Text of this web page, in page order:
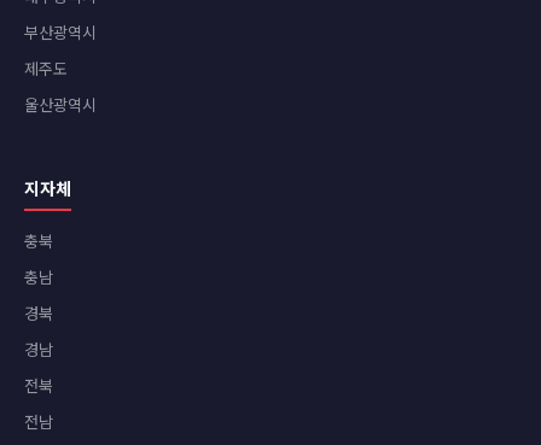
부산광역시
제주도
울산광역시
지자체
충북
충남
경북
경남
전북
전남